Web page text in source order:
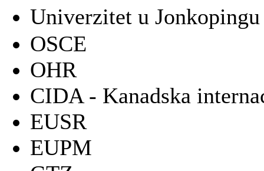
Univerzitet u
OSCE
OHR
CIDA - Kanadska
EUSR
EUPM